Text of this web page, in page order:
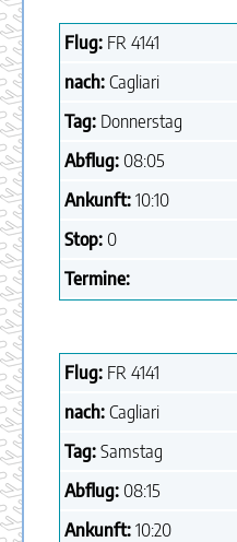
Flug: FR 4141
nach: Cagliari
Tag: Donnerstag
Abflug: 08:05
Ankunft: 10:10
Stop: 0
Termine:
Flug: FR 4141
nach: Cagliari
Tag: Samstag
Abflug: 08:15
Ankunft: 10:20